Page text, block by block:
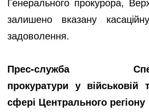
залишено вказану
задоволення.
Прес-служба
прокуратури у військовій
сфері Центрального регіону